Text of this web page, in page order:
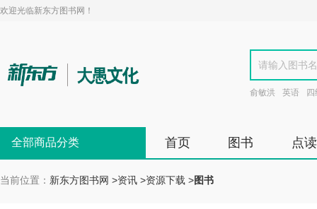
欢迎光临新东方图书网！
俞敏洪 英语
全部商品分类 首页 图书 点
当前位置： 新东方图书网 >资讯 >资源下载 >图书